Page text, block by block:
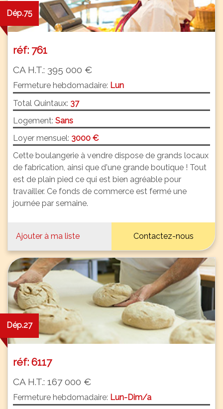
Dép.75
réf: 761
CA H.T.: 395 000 €
Fermeture hebdomadaire: Lun
Total Quintaux: 37
Logement: Sans
Loyer mensuel: 3000 €
Cette boulangerie à vendre dispose de grands locaux
de fabrication, ainsi que d'une grande boutique ! Tout
est de plain pied ce qui est bien agréable pour
travailler. Ce fonds de commerce est fermé une
journée par semaine.
Ajouter à ma liste Contactez-nous
Dép.27
réf: 6117
CA H.T.: 167 000 €
Fermeture hebdomadaire: Lun-Dim/a